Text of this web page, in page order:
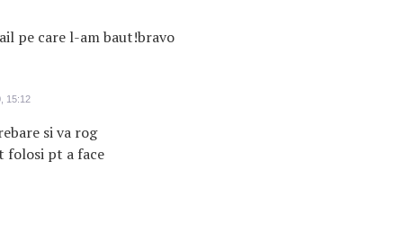
pe care l-am baut!bravo
15:12
si va rog
folosi pt a face